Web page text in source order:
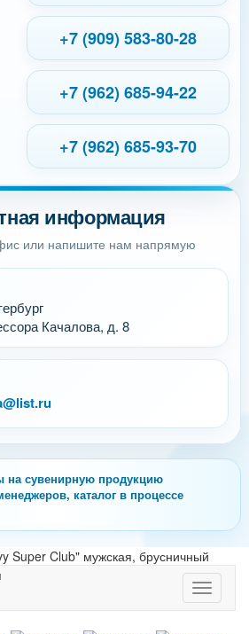
информация
или напишите нам напрямую
Качалова, д. 8
+7 (909) 583-80-28
+7 (962) 685-94-22
+7 (962) 685-93-70
на сувенирную продукцию
каталог в процессе
Super Club" мужская, брусничный
Toggle